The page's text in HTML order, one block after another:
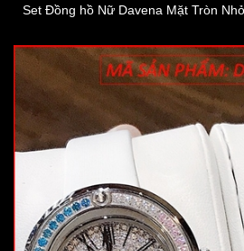
Set Đồng hồ Nữ Davena Mặt Tròn